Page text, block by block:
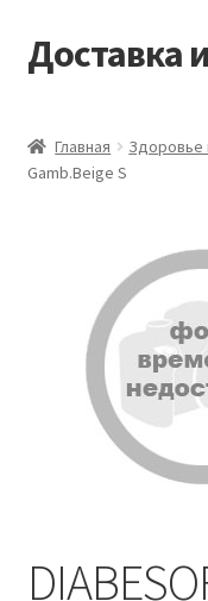
Перейти
к
Перейти
к
Доставка
Доставка
Оформление заказа
Главная Здоровье
Gamb.Beige S